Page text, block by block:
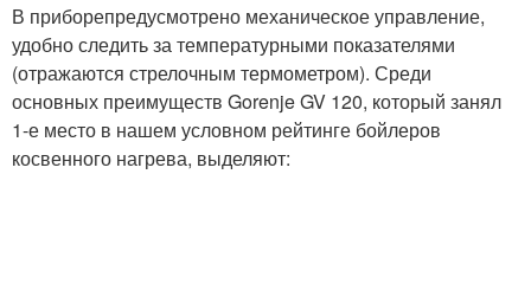
В приборепредусмотрено механическое управление,
удобно следить за температурными показателями
(отражаются стрелочным термометром). Среди
основных преимуществ Gorenje GV 120, который занял
1-е место в нашем условном рейтинге бойлеров
косвенного нагрева, выделяют: